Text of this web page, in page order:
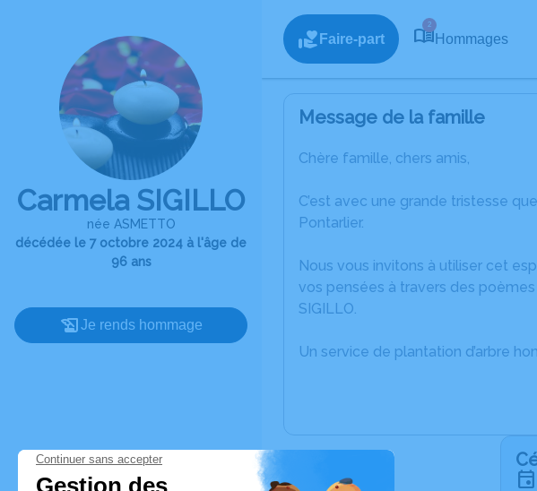
Carmela SIGILLO
née ASMETTO
décédée le 7 octobre 2024 à l'âge de
96 ans
Je rends hommage
Faire-part
2
Hommages
Message de la famille
Chère famille, chers amis,
C’est avec une grande tristesse
Pontarlier.
Nous vous invitons à utiliser cet
vos pensées à travers des
SIGILLO.
Un service de plantation d’arbre